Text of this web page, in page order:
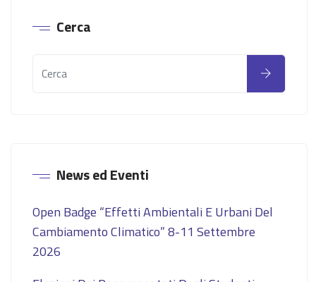
Cerca
News ed Eventi
Open Badge “Effetti Ambientali E Urbani Del
Cambiamento Climatico” 8-11 Settembre
2026